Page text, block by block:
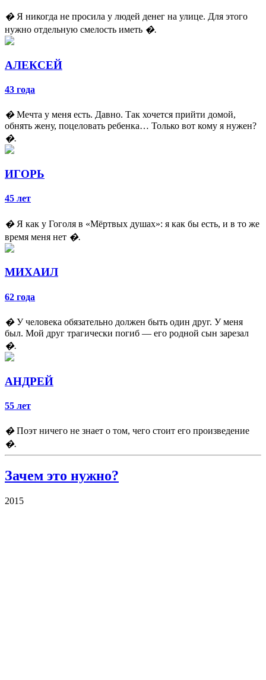
�Я никогда не просила у людей денег на улице. Для этого
нужно отдельную смелость иметь �.
АЛЕКСЕЙ
43 года
�Мечта у меня есть. Давно. Так хочется прийти домой,
обнять жену, поцеловать ребенка… Только вот кому я нужен?
�.
ИГОРЬ
45 лет
�Я как у Гоголя в «Мёртвых душах»: я как бы есть, и в то же
время меня нет �.
МИХАИЛ
62 года
�У человека обязательно должен быть один друг. У меня
был. Мой друг трагически погиб — его родной сын зарезал
�.
АНДРЕЙ
55 лет
�Поэт ничего не знает о том, чего стоит его произведение
�.
Зачем это нужно?
2015